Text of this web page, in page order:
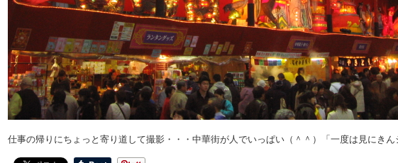
仕事の帰りにちょっと寄り道して撮影・・・中華街が人でいっぱい（＾＾）「一度は見にきん